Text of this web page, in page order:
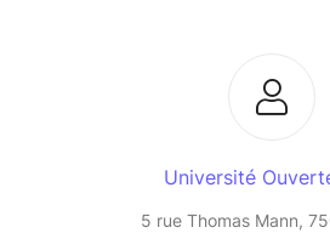
Université
5 rue Thomas Mann,